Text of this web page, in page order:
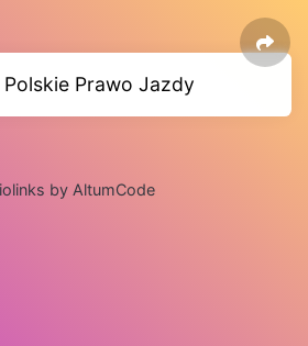
Polskie Prawo Jazdy
by AltumCode